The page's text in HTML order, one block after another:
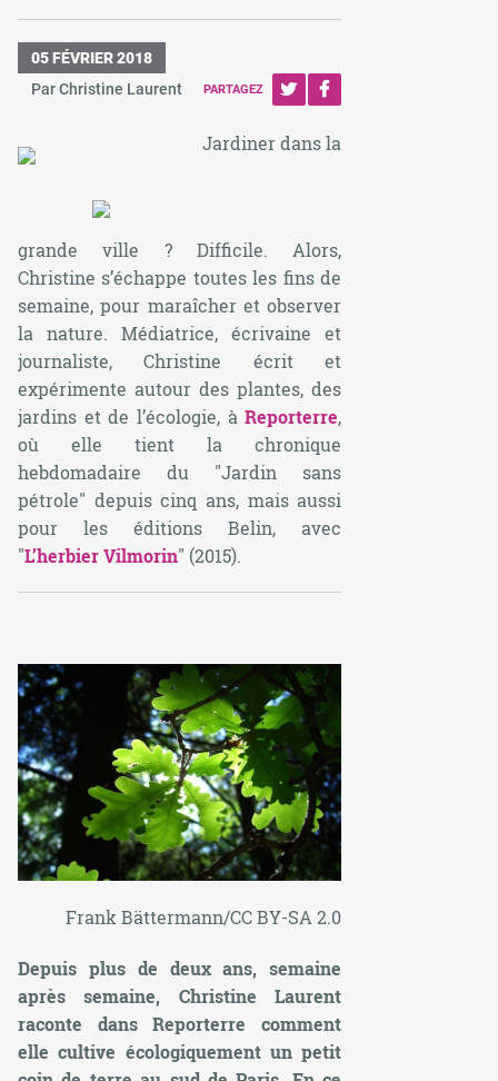
05 FÉVRIER 2018
Par Christine Laurent
PARTAGEZ
Jardiner dans la
grande ville ? Difficile. Alors,
Christine s’échappe toutes les fins de
semaine, pour maraîcher et observer
la nature. Médiatrice, écrivaine et
journaliste, Christine écrit et
expérimente autour des plantes, des
jardins et de l’écologie, àReporterre,
où elle tient la chronique
hebdomadaire du "Jardin sans
pétrole" depuis cinq ans, mais aussi
pour les éditions Belin, avec
"L’herbier Vilmorin" (2015).
Frank Bättermann/CC BY-SA 2.0
Depuis plus de deux ans, semaine
après semaine, Christine Laurent
raconte dans Reporterre comment
elle cultive écologiquement un petit